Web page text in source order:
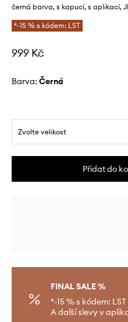
černá barva, s kapucí, s aplikací,
*-15 % s kódem: LST
999 Kč
Barva: černá
Zvolte velikost
Přidat do
FINAL SALE %
*-15 % s kódem:
A další slevy v